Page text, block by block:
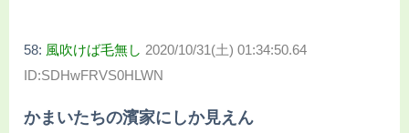
58: 風吹けば毛無し 2020/10/31(土) 01:34:50.64
ID:SDHwFRVS0HLWN
かまいたちの濱家にしか見えん